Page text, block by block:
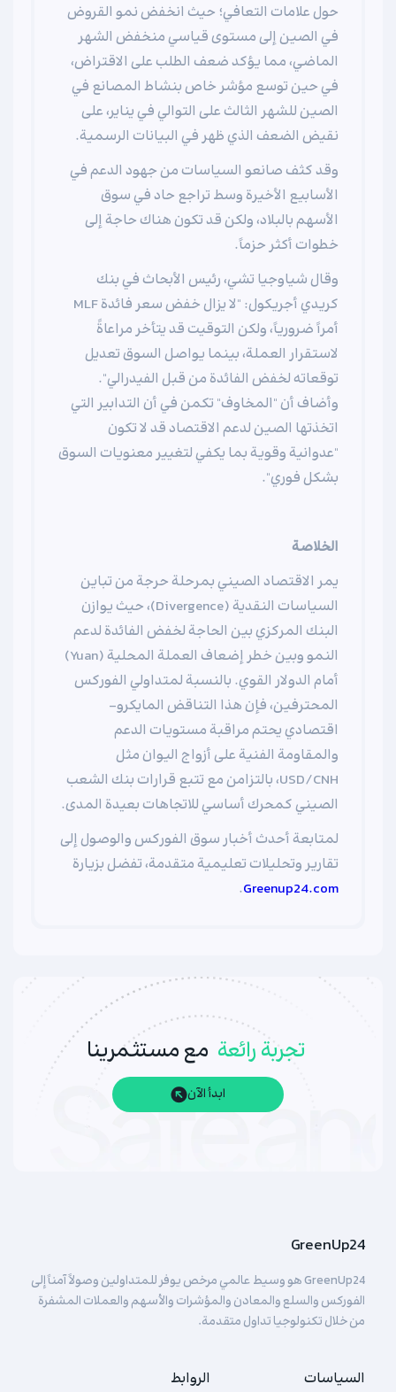
حول علامات التعافي؛ حيث انخفض نمو القروض
في الصين إلى مستوى قياسي منخفض الشهر
الماضي، مما يؤكد ضعف الطلب على الاقتراض،
في حين توسع مؤشر خاص بنشاط المصانع في
الصين للشهر الثالث على التوالي في يناير، على
نقيض الضعف الذي ظهر في البيانات الرسمية.
وقد كثف صانعو السياسات من جهود الدعم في
الأسابيع الأخيرة وسط تراجع حاد في سوق
الأسهم بالبلاد، ولكن قد تكون هناك حاجة إلى
خطوات أكثر حزماً.
وقال شياوجيا تشي، رئيس الأبحاث في بنك
كريدي أجريكول: "لا يزال خفض سعر فائدة MLF
أمراً ضرورياً، ولكن التوقيت قد يتأخر مراعاةً
لاستقرار العملة، بينما يواصل السوق تعديل
توقعاته لخفض الفائدة من قبل الفيدرالي".
وأضاف أن "المخاوف" تكمن في أن التدابير التي
اتخذتها الصين لدعم الاقتصاد قد لا تكون
"عدوانية وقوية بما يكفي لتغيير معنويات السوق
بشكل فوري".
الخلاصة
يمر الاقتصاد الصيني بمرحلة حرجة من تباين
السياسات النقدية (Divergence)، حيث يوازن
البنك المركزي بين الحاجة لخفض الفائدة لدعم
النمو وبين خطر إضعاف العملة المحلية (Yuan)
أمام الدولار القوي. بالنسبة لمتداولي الفوركس
المحترفين، فإن هذا التناقض المايكرو-
اقتصادي يحتم مراقبة مستويات الدعم
والمقاومة الفنية على أزواج اليوان مثل
USD/CNH، بالتزامن مع تتبع قرارات بنك الشعب
الصيني كمحرك أساسي للاتجاهات بعيدة المدى.
لمتابعة أحدث أخبار سوق الفوركس والوصول إلى
تقارير وتحليلات تعليمية متقدمة، تفضل بزيارة
Greenup24.com
.
تجربة رائعة مع مستثمرينا
ابدأ الآن
GreenUp24
GreenUp24 هو وسيط عالمي مرخص يوفر للمتداولين وصولاً آمناً إلى
الفوركس والسلع والمعادن والمؤشرات والأسهم والعملات المشفرة
من خلال تكنولوجيا تداول متقدمة.
السياسات الروابط